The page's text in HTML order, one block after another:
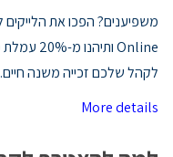
לקהל שלכם זכייה משנה
More details